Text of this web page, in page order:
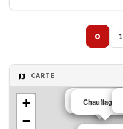
0 1
CARTE
Chauffagiste
Chauffagiste
+
−